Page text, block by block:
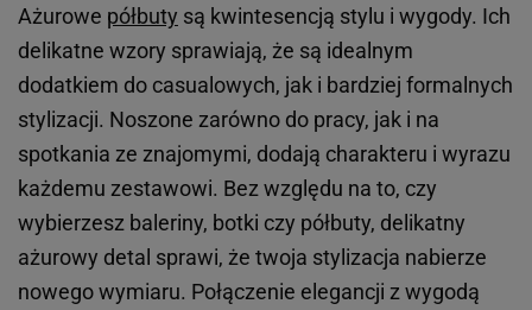
Ażurowe półbuty są kwintesencją stylu i wygody. Ich
delikatne wzory sprawiają, że są idealnym
dodatkiem do casualowych, jak i bardziej formalnych
stylizacji. Noszone zarówno do pracy, jak i na
spotkania ze znajomymi, dodają charakteru i wyrazu
każdemu zestawowi. Bez względu na to, czy
wybierzesz baleriny, botki czy półbuty, delikatny
ażurowy detal sprawi, że twoja stylizacja nabierze
nowego wymiaru. Połączenie elegancji z wygodą